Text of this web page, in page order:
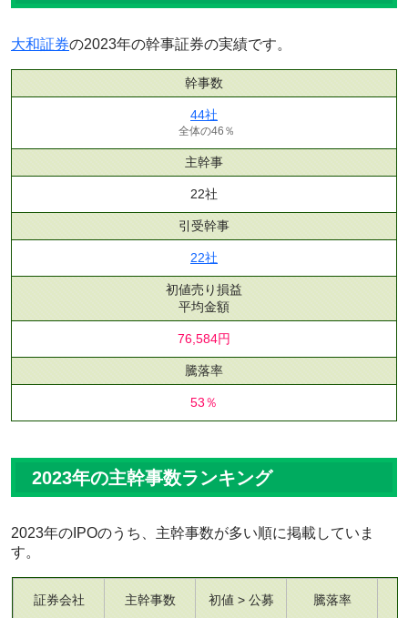
大和証券の2023年の幹事証券の実績です。
幹事数
44社
全体の46％
主幹事
22社
引受幹事
22社
初値売り損益
平均金額
76,584円
騰落率
53％
2023年の主幹事数ランキング
2023年のIPOのうち、主幹事数が多い順に掲載していま
す。
証券会社 主幹事数 初値 > 公募 騰落率